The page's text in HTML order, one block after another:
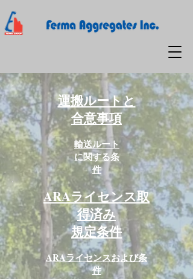
運搬ルートと
合意事項
輸送ルート
に関する条
件
ARAライセンス取
得済み
規定条件
ARAライセンスおよび条
件